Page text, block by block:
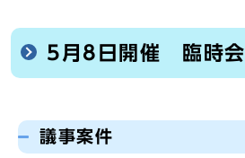
5月8日開催 臨時会
議事案件